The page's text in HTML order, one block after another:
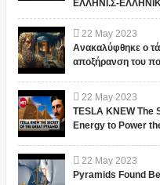
ΕΛΛΗΝΙ.Σ-
22 May 2023
Ανακαλύφθηκε ο
αποξήρανση του
22 May 2023
TESLA KNEW The
Energy to Power
22 May 2023
Pyramids Found